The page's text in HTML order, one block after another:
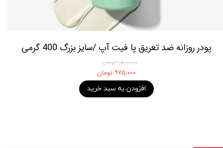
پودر روزانه ضد تعریق پا فیت آپ /سایز بزرگ 400 گرمی
۱,۵۰۰,۰۰۰ تومان
۹۷۵,۰۰۰ تومان
افزودن به سبد خرید